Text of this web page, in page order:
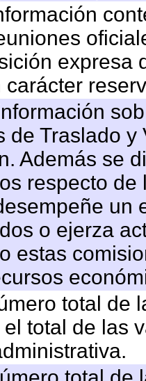
expresa
carácter
de Traslado
Además se
respecto
un
o ejerza
estas
total de
total de las